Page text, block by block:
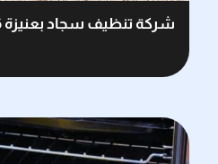
شركة تنظيف سجاد بعنيزة 0503162506